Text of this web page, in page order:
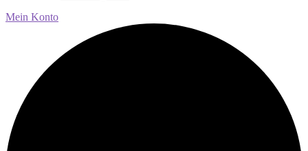
Mein Konto